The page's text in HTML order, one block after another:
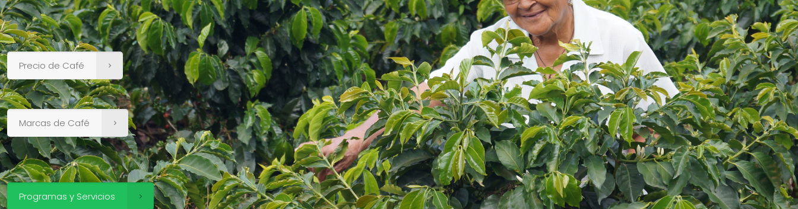
Precio de Café
Marcas de Café
Programas y Servicios